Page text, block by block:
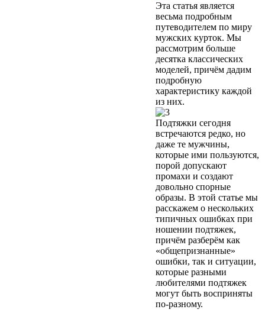
Эта статья является
весьма подробным
путеводителем по миру
мужских курток. Мы
рассмотрим больше
десятка классических
моделей, причём дадим
подробную
характеристику каждой
из них.
Подтяжки сегодня
встречаются редко, но
даже те мужчины,
которые ими пользуются,
порой допускают
промахи и создают
довольно спорные
образы. В этой статье мы
расскажем о нескольких
типичных ошибках при
ношении подтяжек,
причём разберём как
«общепризнанные»
ошибки, так и ситуации,
которые разными
любителями подтяжек
могут быть восприняты
по-разному.